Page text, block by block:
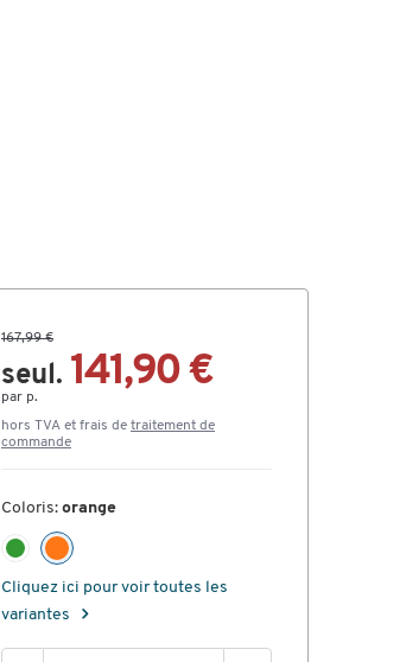
167,99 €
seul. 141,90 €
par p.
hors TVA et frais de traitement de
commande
Coloris: orange
Cliquez ici pour voir toutes les
variantes